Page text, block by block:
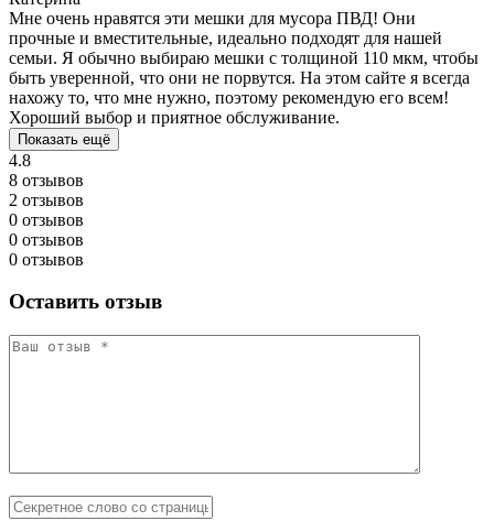
Мне очень нравятся эти мешки для мусора ПВД! Они
прочные и вместительные, идеально подходят для нашей
семьи. Я обычно выбираю мешки с толщиной 110 мкм, чтобы
быть уверенной, что они не порвутся. На этом сайте я всегда
нахожу то, что мне нужно, поэтому рекомендую его всем!
Хороший выбор и приятное обслуживание.
Показать ещё
4.8
8 отзывов
2 отзывов
0 отзывов
0 отзывов
0 отзывов
Оставить отзыв